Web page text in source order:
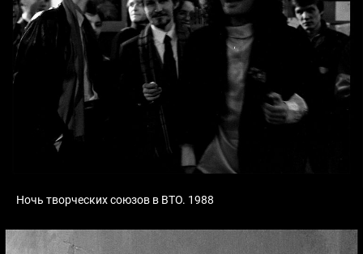
Ночь творческих союзов в ВТО. 1988